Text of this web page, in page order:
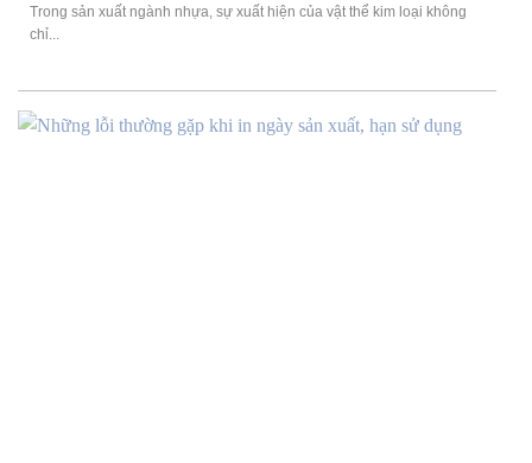
Trong sản xuất ngành nhựa, sự xuất hiện của vật thể kim loại không
chỉ...